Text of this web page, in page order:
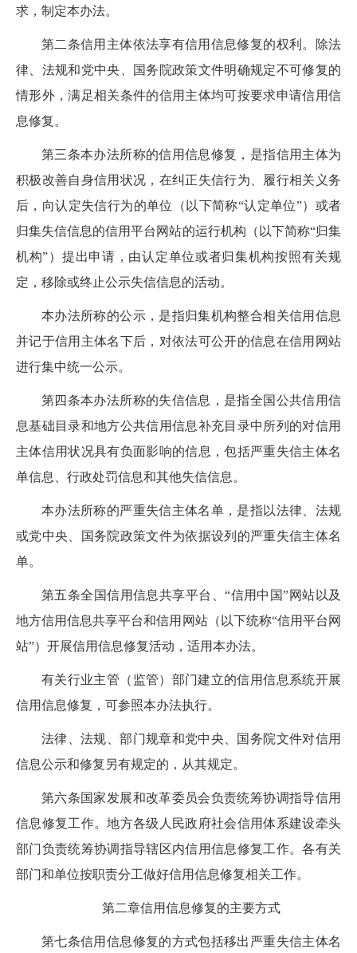
求，制定本办法。
第二条信用主体依法享有信用信息修复的权利。除法
律、法规和党中央、国务院政策文件明确规定不可修复的
情形外，满足相关条件的信用主体均可按要求申请信用信
息修复。
第三条本办法所称的信用信息修复，是指信用主体为
积极改善自身信用状况，在纠正失信行为、 履行相关义务
后，向认定失信行为的单位（以下简称“认定单位”）或者
归集失信信息的信用平台网站的运行机构（以下简称“归集
机构”）提出申请，由认定单位或者归集机构按照有关规
定， 移除或终止公示失信信息的活动。
本办法所称的公示，是指归集机构整合相关信用信息
并记于信用主体名下后 ，对依法可公开的信息在信用网站
进行集中统一公示。
第四条本办法所称的失信信息，是指全国公共信用信
息基础目录和地方公共信用信息补充目录中所列的对信用
主体信用状况具有负面影响的信息，包括严重失信主体名
单信息、行政处罚信息和其他失信信息。
本办法所称的严重失信主体名单，是指以法律、法规
或党中央、国务院政策文件为依据设列的严重失信主体名
单。
第五条全国信用信息共享平台、“信用中国”网站以及
地方信用信息共享平台和信用网站（以下统称“信用平台网
站”）开展信用信息修复活动，适用本办法。
有关行业主管（监管）部门建立的信用信息系统开展
信用信息修复，可参照本办法执行。
法律、法规、部门规章和党中央、国务院文件对信用
信息公示和修复另有规定的，从其规定。
第六条国家发展和改革委员会负责统筹协调指导信用
信息修复工作。地方各级人民政府社会信用体系建设牵头
部门负责统筹协调指导辖区内信用信息修复工作。各有关
部门和单位按职责分工做好信用信息修复相关工作。
第二章信用信息修复的主要方式
第七条信用信息修复的方式包括移出严重失信主体名